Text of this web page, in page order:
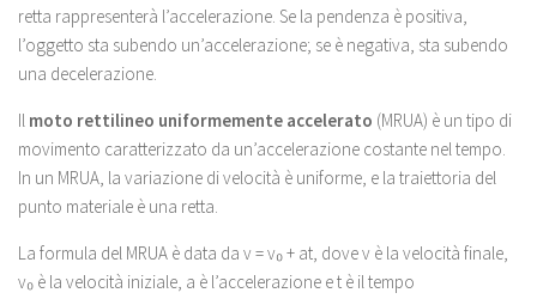
retta rappresenterà l’accelerazione. Se la pendenza è positiva,
l’oggetto sta subendo un’accelerazione; se è negativa, sta subendo
una decelerazione.
Il moto rettilineo uniformemente accelerato (MRUA) è un tipo di
movimento caratterizzato da un’accelerazione costante nel tempo.
In un MRUA, la variazione di velocità è uniforme, e la traiettoria del
punto materiale è una retta.
La formula del MRUA è data da v = v₀ + at, dove v è la velocità finale,
v₀ è la velocità iniziale, a è l’accelerazione e t è il tempo